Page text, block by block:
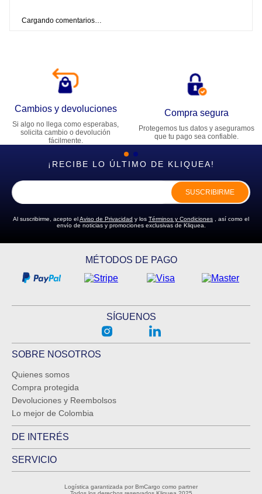
Cargando comentarios…
Cambios y devoluciones
Si algo no llega como esperabas,
solicita cambio o devolución
fácilmente.
Compra segura
Protegemos tus datos y aseguramos
que tu pago sea confiable.
¡RECIBE LO ÚLTIMO DE KLIQUEA!
SUSCRIBIRME
Al suscribirme, acepto elAviso de Privacidad y los Términos y Condiciones , así como el
envío de noticias y promociones exclusivas de Kliquea.
MÉTODOS DE PAGO
SÍGUENOS
SOBRE NOSOTROS
Quienes somos
Compra protegida
Devoluciones y Reembolsos
Lo mejor de Colombia
DE INTERÉS
SERVICIO
Logística garantizada por BmCargo como partner